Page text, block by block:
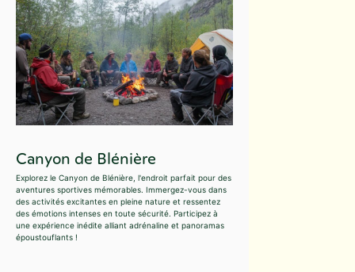
Canyon de Blénière
Explorez le Canyon de Blénière, l'endroit parfait pour des
aventures sportives mémorables. Immergez-vous dans
des activités excitantes en pleine nature et ressentez
des émotions intenses en toute sécurité. Participez à
une expérience inédite alliant adrénaline et panoramas
époustouflants !